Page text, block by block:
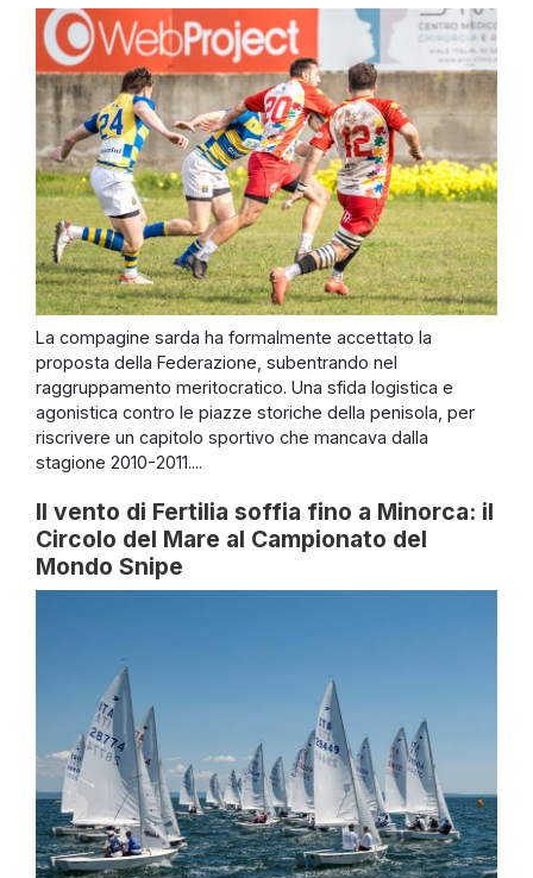
La compagine sarda ha formalmente accettato la
proposta della Federazione, subentrando nel
raggruppamento meritocratico. Una sfida logistica e
agonistica contro le piazze storiche della penisola, per
riscrivere un capitolo sportivo che mancava dalla
stagione 2010-2011....
Il vento di Fertilia soffia fino a Minorca: il
Circolo del Mare al Campionato del
Mondo Snipe